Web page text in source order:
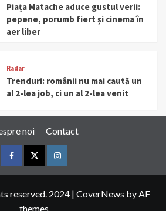
Piața Matache aduce gustul verii:
pepene, porumb fiert și cinema în
aer liber
Radar
Trenduri: românii nu mai caută un
al 2-lea job, ci un al 2-lea venit
noi Contact
FacebookTwitterInstagram
reserved. 2024 | CoverNews by AF
themes.